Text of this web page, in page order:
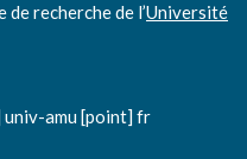
recherche de l’Université
amu [point] fr